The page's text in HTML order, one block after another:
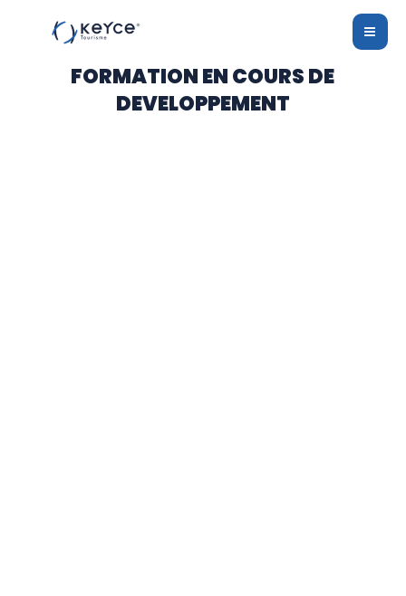
FORMATION EN COURS DE
DEVELOPPEMENT